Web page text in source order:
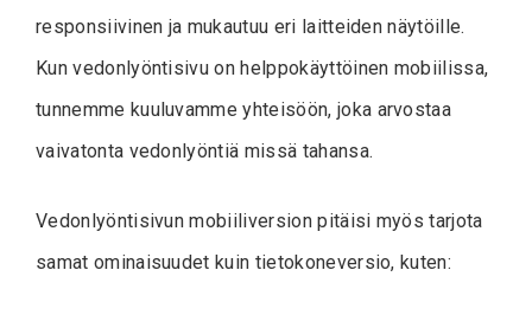
responsiivinen ja mukautuu eri laitteiden näytöille.
Kun vedonlyöntisivu on helppokäyttöinen mobiilissa,
tunnemme kuuluvamme yhteisöön, joka arvostaa
vaivatonta vedonlyöntiä missä tahansa.
Vedonlyöntisivun mobiiliversion pitäisi myös tarjota
samat ominaisuudet kuin tietokoneversio, kuten: